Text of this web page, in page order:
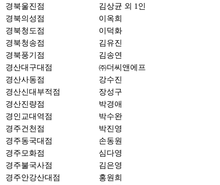
경북울진점
김상균 외 1인
경북의성점
이옥희
경북청도점
이덕화
경북청송점
김유진
경북풍기점
김송연
경산대구대점
㈜더씨앤에프
경산사동점
강수진
경산신대부적점
장성구
경산진량점
박경애
경인교대역점
박수완
경주건천점
박진영
경주동국대점
손동원
경주모화점
심다영
경주불국사점
김은영
경주안강산대점
홍원희